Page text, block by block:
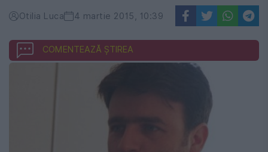
Zilei
Otilia Luca 4 martie 2015, 10:39
COMENTEAZĂ ȘTIREA